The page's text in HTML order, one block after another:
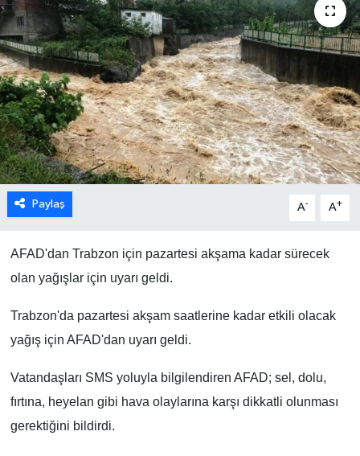
Paylaş A- A+
AFAD'dan Trabzon için pazartesi akşama kadar sürecek
olan yağışlar için uyarı geldi.
Trabzon'da pazartesi akşam saatlerine kadar etkili olacak
yağış için AFAD'dan uyarı geldi.
Vatandaşları SMS yoluyla bilgilendiren AFAD; sel, dolu,
fırtına, heyelan gibi hava olaylarına karşı dikkatli olunması
gerektiğini bildirdi.